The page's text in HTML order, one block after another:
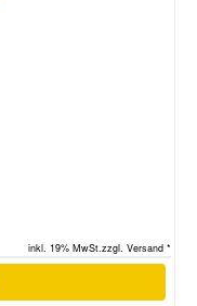
inkl. 19% MwSt.zzgl. Versand *